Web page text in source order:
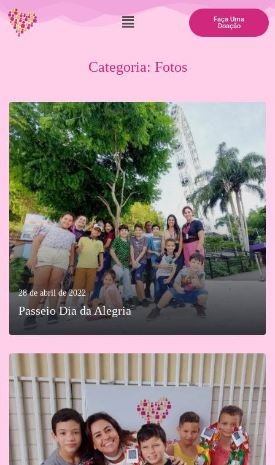
Faça Uma
Doação
Categoria: Fotos
28 de abril de 2022
Passeio Dia da Alegria